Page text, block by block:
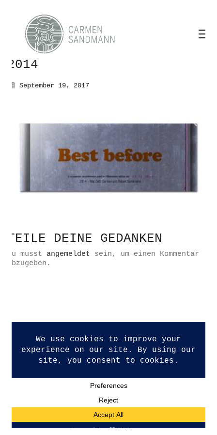
2014
September 19, 2017
TEILE DEINE GEDANKEN
Du musst angemeldet sein, um einen Kommentar
abzugeben.
© Copyright 2026. All Rights Reserved.